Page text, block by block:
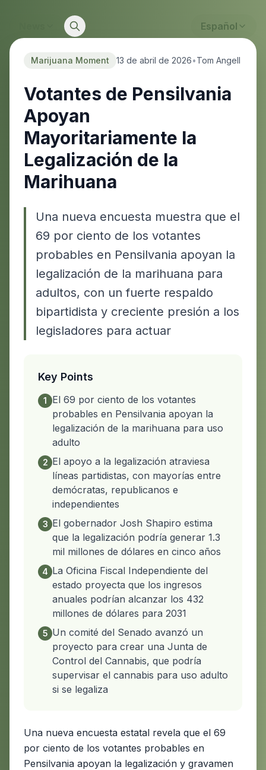
Español
Marijuana Moment 13 de abril de 2026•Tom Angell
Votantes de Pensilvania
Apoyan
Mayoritariamente la
Legalización de la
Marihuana
Una nueva encuesta muestra que el
69 por ciento de los votantes
probables en Pensilvania apoyan la
legalización de la marihuana para
adultos, con un fuerte respaldo
bipartidista y creciente presión a los
legisladores para actuar
Key Points
1
El 69 por ciento de los votantes
probables en Pensilvania apoyan la
legalización de la marihuana para uso
adulto
2 El apoyo a la legalización atraviesa
líneas partidistas, con mayorías entre
demócratas, republicanos e
independientes
3 El gobernador Josh Shapiro estima
que la legalización podría generar 1.3
mil millones de dólares en cinco años
4 La Oficina Fiscal Independiente del
estado proyecta que los ingresos
anuales podrían alcanzar los 432
millones de dólares para 2031
5 Un comité del Senado avanzó un
proyecto para crear una Junta de
Control del Cannabis, que podría
supervisar el cannabis para uso adulto
si se legaliza
Una nueva encuesta estatal revela que el 69
por ciento de los votantes probables en
Pensilvania apoyan la legalización y gravamen